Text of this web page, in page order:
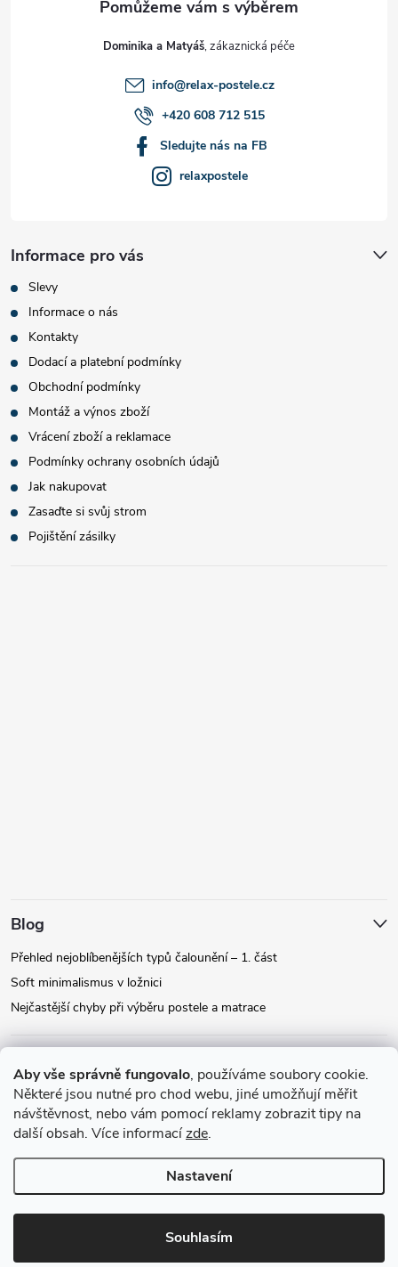
Aby vše správně fungovalo, používáme soubory cookie.
Některé jsou nutné pro chod webu, jiné umožňují měřit
návštěvnost, nebo vám pomocí reklamy zobrazit tipy na
další obsah. Více informacízde.
Nastavení
Souhlasím
Dominika a Matyáš
info@relax-postele.cz
+420 608 712 515
Sledujte nás na FB
relaxpostele
Informace pro vás
Slevy
Informace o nás
Kontakty
Dodací a platební podmínky
Obchodní podmínky
Montáž a výnos zboží
Vrácení zboží a reklamace
Podmínky ochrany osobních údajů
Jak nakupovat
Zasaďte si svůj strom
Pojištění zásilky
Blog
Přehled nejoblíbenějších typů čalounění – 1. část
Soft minimalismus v ložnici
Nejčastější chyby při výběru postele a matrace
Instagram
Copyright 2026Relax-postele.cz. Všechna práva vyhrazena.Upravit
nastavení cookies